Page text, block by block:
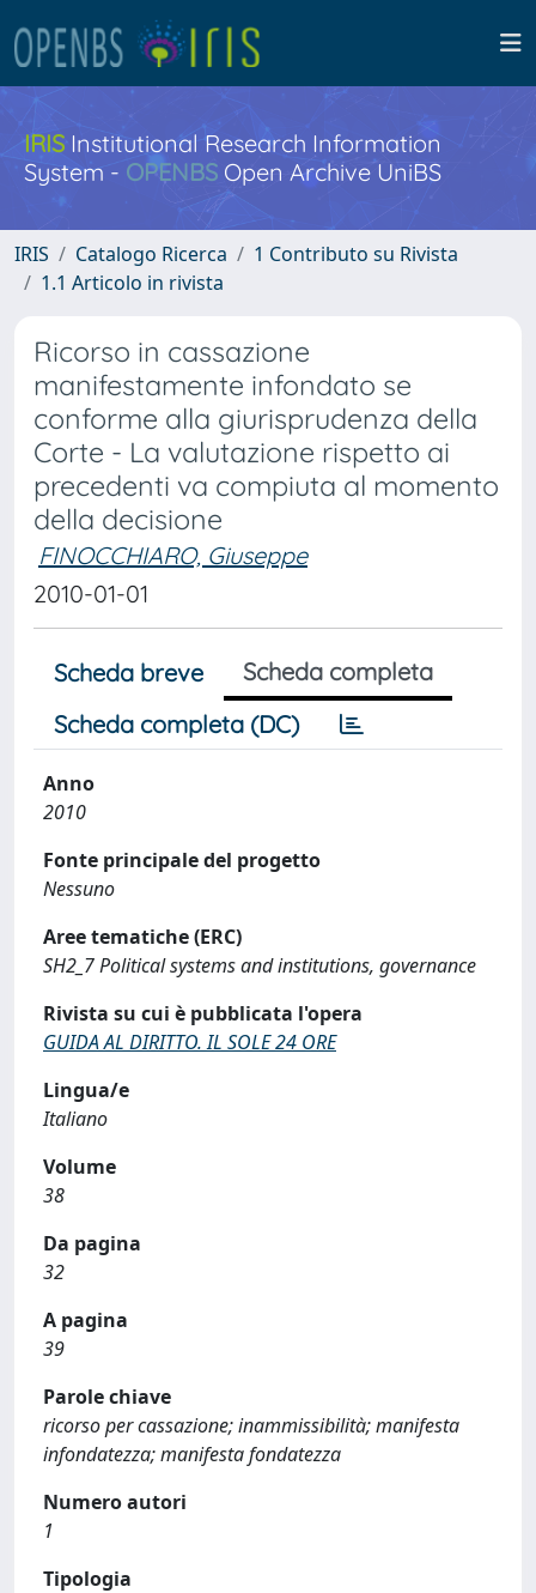
IRISInstitutional Research Information
System - OPENBS Open Archive UniBS
IRIS Catalogo Ricerca
1 Contributo su Rivista
1.1 Articolo in rivista
Ricorso in cassazione
manifestamente infondato se
conforme alla giurisprudenza della
Corte - La valutazione rispetto ai
precedenti va compiuta al momento
della decisione
FINOCCHIARO, Giuseppe
2010-01-01
Scheda breve
Scheda completa
Scheda completa (DC)
Anno
2010
Fonte principale del progetto
Nessuno
Aree tematiche (ERC)
SH2_7 Political systems and institutions, governance
Rivista su cui è pubblicata l'opera
GUIDA AL DIRITTO. IL SOLE 24 ORE
Lingua/e
Italiano
Volume
38
Da pagina
32
A pagina
39
Parole chiave
ricorso per cassazione; inammissibilità; manifesta
infondatezza; manifesta fondatezza
Numero autori
1
Tipologia